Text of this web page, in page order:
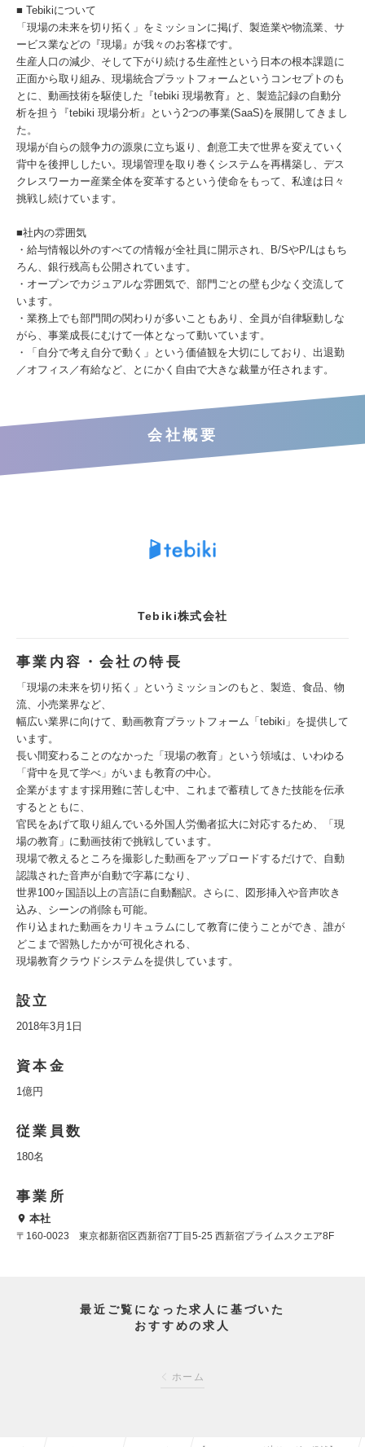
■ Tebikiについて
「現場の未来を切り拓く」をミッションに掲げ、製造業や物流業、サ
ービス業などの『現場』が我々のお客様です。
生産人口の減少、そして下がり続ける生産性という日本の根本課題に
正面から取り組み、現場統合プラットフォームというコンセプトのも
とに、動画技術を駆使した『tebiki 現場教育』と、製造記録の自動分
析を担う『tebiki 現場分析』という2つの事業(SaaS)を展開してきまし
た。
現場が自らの競争力の源泉に立ち返り、創意工夫で世界を変えていく
背中を後押ししたい。現場管理を取り巻くシステムを再構築し、デス
クレスワーカー産業全体を変革するという使命をもって、私達は日々
挑戦し続けています。
■社内の雰囲気
・給与情報以外のすべての情報が全社員に開示され、B/SやP/Lはもち
ろん、銀行残高も公開されています。
・オープンでカジュアルな雰囲気で、部門ごとの壁も少なく交流して
います。
・業務上でも部門間の関わりが多いこともあり、全員が自律駆動しな
がら、事業成長にむけて一体となって動いています。
・「自分で考え自分で動く」という価値観を大切にしており、出退勤
／オフィス／有給など、とにかく自由で大きな裁量が任されます。
会社概要
Tebiki株式会社
事業内容・会社の特長
「現場の未来を切り拓く」というミッションのもと、製造、食品、物
流、小売業界など、
幅広い業界に向けて、動画教育プラットフォーム「tebiki」を提供して
います。
長い間変わることのなかった「現場の教育」という領域は、いわゆる
「背中を見て学べ」がいまも教育の中心。
企業がますます採用難に苦しむ中、これまで蓄積してきた技能を伝承
するとともに、
官民をあげて取り組んでいる外国人労働者拡大に対応するため、「現
場の教育」に動画技術で挑戦しています。
現場で教えるところを撮影した動画をアップロードするだけで、自動
認識された音声が自動で字幕になり、
世界100ヶ国語以上の言語に自動翻訳。さらに、図形挿入や音声吹き
込み、シーンの削除も可能。
作り込まれた動画をカリキュラムにして教育に使うことができ、誰が
どこまで習熟したかが可視化される、
現場教育クラウドシステムを提供しています。
設立
2018年3月1日
資本金
1億円
従業員数
180名
事業所
本社
〒160-0023 東京都新宿区西新宿7丁目5-25 西新宿プライムスクエア8F
最近ご覧になった求人に基づいた
おすすめの求人
ホーム